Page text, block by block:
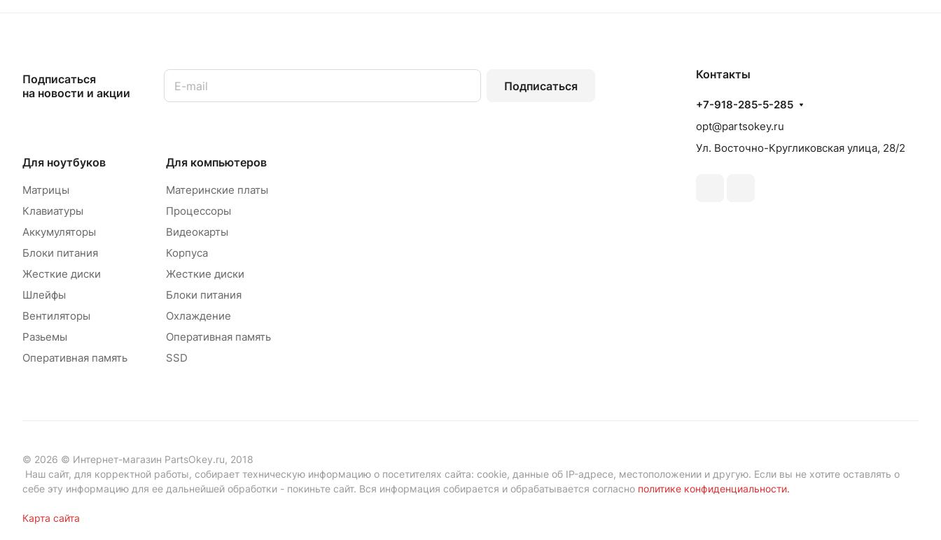
Подписаться
на новости и акции
Подписаться
Для ноутбуков
Матрицы
Клавиатуры
Аккумуляторы
Блоки питания
Жесткие диски
Шлейфы
Вентиляторы
Разьемы
Оперативная память
Для компьютеров
Материнские платы
Процессоры
Видеокарты
Корпуса
Жесткие диски
Блоки питания
Охлаждение
Оперативная память
SSD
Контакты
+7-918-285-5-285
opt@partsokey.ru
Ул. Восточно-Кругликовская улица, 28/2
© 2026 © Интернет-магазин PartsOkey.ru, 2018
Наш сайт, для корректной работы, собирает техническую информацию о посетителях сайта: cookie, данные об IP-адресе, местоположении и другую. Если вы не хотите оставлять о
себе эту информацию для ее дальнейшей обработки - покиньте сайт. Вся информация собирается и обрабатывается согласно политике конфиденциальности.
Карта сайта